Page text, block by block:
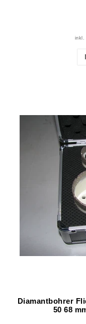
inkl.
Diamantbohrer
50 68